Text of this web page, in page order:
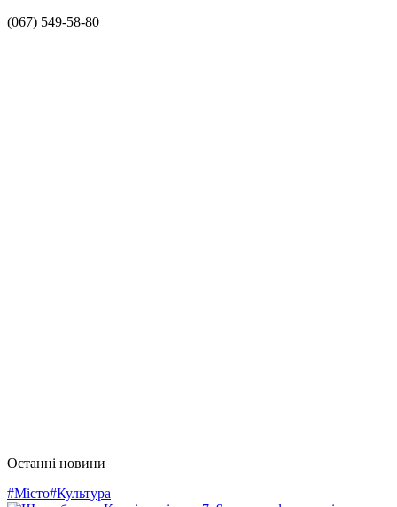
(067) 549-58-80
Останні новини
#Місто#Культура